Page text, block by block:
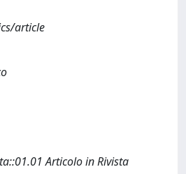
article
Articolo in Rivista